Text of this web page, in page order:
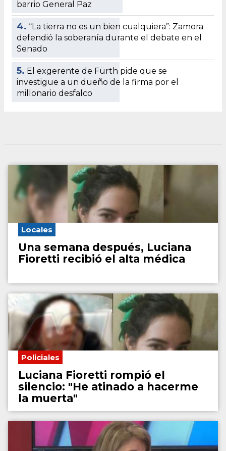
barrio General Paz
4. “La tierra no es un bien cualquiera”: Zamora
defendió la soberanía durante el debate en el
Senado
5. El exgerente de Fürth pide que se
investigue a un dueño de la firma por el
millonario desfalco
Locales
Una semana después, Luciana
Fioretti recibió el alta médica
Policiales
Luciana Fioretti rompió el
silencio: "He atinado a hacerme
la muerta"